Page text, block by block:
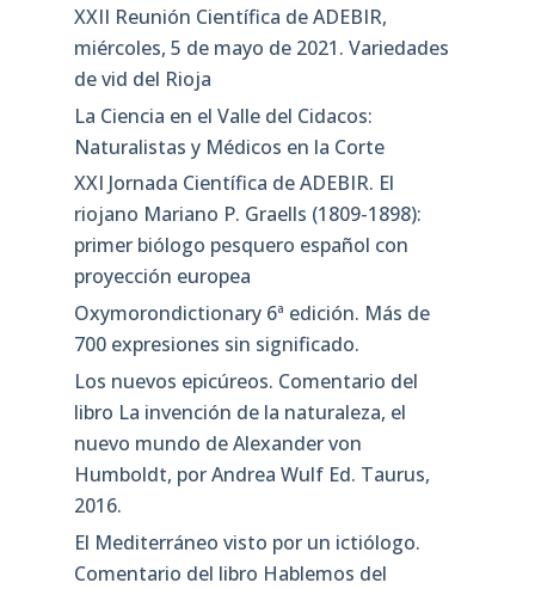
XXII Reunión Científica de ADEBIR,
miércoles, 5 de mayo de 2021. Variedades
de vid del Rioja
La Ciencia en el Valle del Cidacos:
Naturalistas y Médicos en la Corte
XXI Jornada Científica de ADEBIR. El
riojano Mariano P. Graells (1809-1898):
primer biólogo pesquero español con
proyección europea
Oxymorondictionary 6ª edición. Más de
700 expresiones sin significado.
Los nuevos epicúreos. Comentario del
libro La invención de la naturaleza, el
nuevo mundo de Alexander von
Humboldt, por Andrea Wulf Ed. Taurus,
2016.
El Mediterráneo visto por un ictiólogo.
Comentario del libro Hablemos del